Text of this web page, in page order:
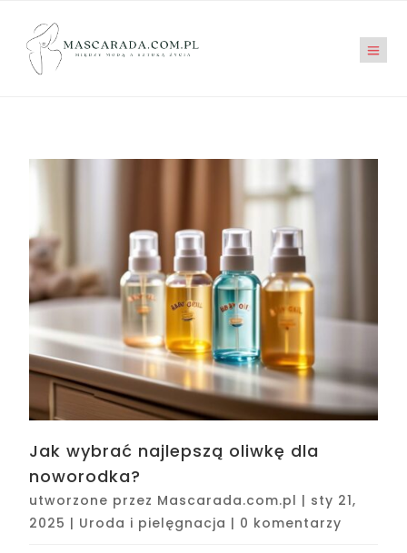
Jak wybrać najlepszą oliwkę dla
noworodka?
utworzone przez Mascarada.com.pl | sty 21,
2025 | Uroda i pielęgnacja | 0 komentarzy